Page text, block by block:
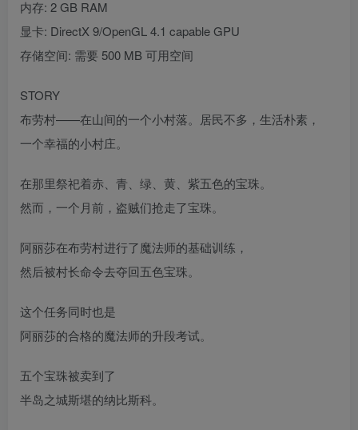
内存: 2 GB RAM
显卡: DirectX 9/OpenGL 4.1 capable GPU
存储空间: 需要 500 MB 可用空间
STORY
布劳村——在山间的一个小村落。居民不多，生活朴素，
一个幸福的小村庄。
在那里祭祀着赤、青、绿、黄、紫五色的宝珠。
然而，一个月前，盗贼们抢走了宝珠。
阿丽莎在布劳村进行了魔法师的基础训练，
然后被村长命令去夺回五色宝珠。
这个任务同时也是
阿丽莎的合格的魔法师的升段考试。
五个宝珠被卖到了
半岛之城斯堪的纳比斯科。